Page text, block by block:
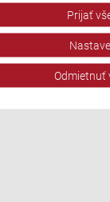
reklamy
Prijať
Odmietnuť